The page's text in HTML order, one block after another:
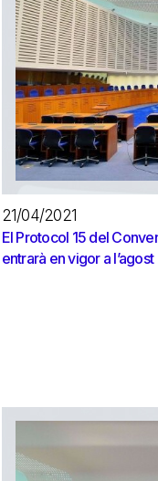
21/04/2021
El Protocol 15 del
entrarà en vigor a l’agost